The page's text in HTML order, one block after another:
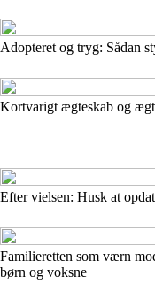
Adopteret og tryg: Sådan
Kortvarigt ægteskab og
Efter vielsen: Husk at
Familieretten som værn
børn og voksne